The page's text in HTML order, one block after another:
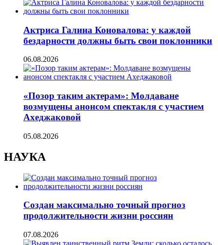
Актриса Галина Коновалова: у каждой
бездарности должны быть свои поклонники
06.08.2026
«Позор таким актерам»: Молдаване
возмущены анонсом спектакля с участием
Ахеджаковой
05.08.2026
НАУКА
Создан максимально точный прогноз
продолжительности жизни россиян
07.08.2026